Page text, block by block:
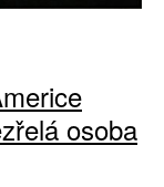
osoba